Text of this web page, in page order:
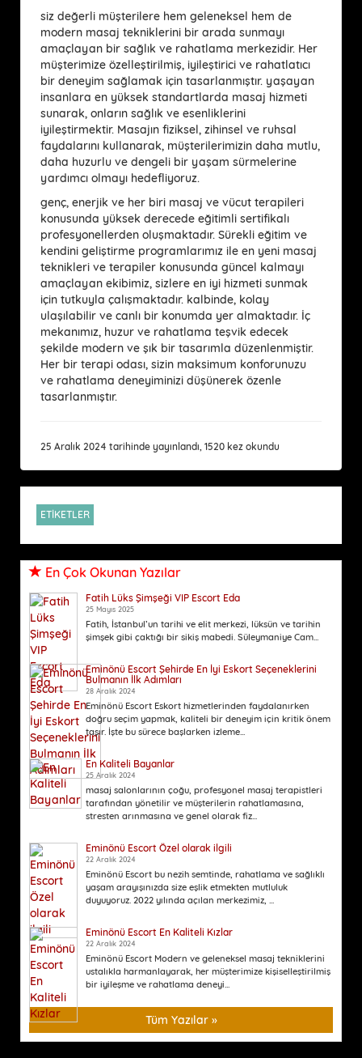
siz değerli müşterilere hem geleneksel hem de
modern masaj tekniklerini bir arada sunmayı
amaçlayan bir sağlık ve rahatlama merkezidir. Her
müşterimize özelleştirilmiş, iyileştirici ve rahatlatıcı
bir deneyim sağlamak için tasarlanmıştır. yaşayan
insanlara en yüksek standartlarda masaj hizmeti
sunarak, onların sağlık ve esenliklerini
iyileştirmektir. Masajın fiziksel, zihinsel ve ruhsal
faydalarını kullanarak, müşterilerimizin daha mutlu,
daha huzurlu ve dengeli bir yaşam sürmelerine
yardımcı olmayı hedefliyoruz.
genç, enerjik ve her biri masaj ve vücut terapileri
konusunda yüksek derecede eğitimli sertifikalı
profesyonellerden oluşmaktadır. Sürekli eğitim ve
kendini geliştirme programlarımız ile en yeni masaj
teknikleri ve terapiler konusunda güncel kalmayı
amaçlayan ekibimiz, sizlere en iyi hizmeti sunmak
için tutkuyla çalışmaktadır. kalbinde, kolay
ulaşılabilir ve canlı bir konumda yer almaktadır. İç
mekanımız, huzur ve rahatlama teşvik edecek
şekilde modern ve şık bir tasarımla düzenlenmiştir.
Her bir terapi odası, sizin maksimum konforunuzu
ve rahatlama deneyiminizi düşünerek özenle
tasarlanmıştır.
25 Aralık 2024 tarihinde yayınlandı, 1520 kez okundu
ETİKETLER
En Çok Okunan Yazılar
Fatih Lüks Şimşeği VIP Escort Eda
25 Mayıs 2025
Fatih, İstanbul’un tarihi ve elit merkezi, lüksün ve tarihin
şimşek gibi çaktığı bir sikiş mabedi. Süleymaniye Cam...
Eminönü Escort Şehirde En İyi Eskort Seçeneklerini
Bulmanın İlk Adımları
28 Aralık 2024
Eminönü Escort Eskort hizmetlerinden faydalanırken
doğru seçim yapmak, kaliteli bir deneyim için kritik önem
taşır. İşte bu sürece başlarken izleme...
En Kaliteli Bayanlar
25 Aralık 2024
masaj salonlarının çoğu, profesyonel masaj terapistleri
tarafından yönetilir ve müşterilerin rahatlamasına,
stresten arınmasına ve genel olarak fiz...
Eminönü Escort Özel olarak ilgili
22 Aralık 2024
Eminönü Escort bu nezih semtinde, rahatlama ve sağlıklı
yaşam arayışınızda size eşlik etmekten mutluluk
duyuyoruz. 2022 yılında açılan merkezimiz, ...
Eminönü Escort En Kaliteli Kızlar
22 Aralık 2024
Eminönü Escort Modern ve geleneksel masaj tekniklerini
ustalıkla harmanlayarak, her müşterimize kişiselleştirilmiş
bir iyileşme ve rahatlama deneyi...
Tüm Yazılar »